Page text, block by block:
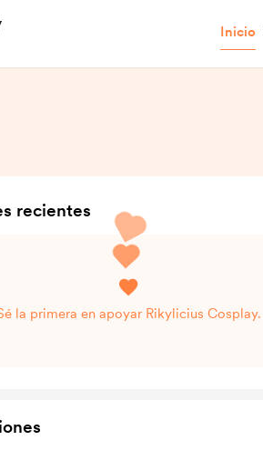
Inicio
recientes
la primera en apoyar Rikylicius Cosplay.